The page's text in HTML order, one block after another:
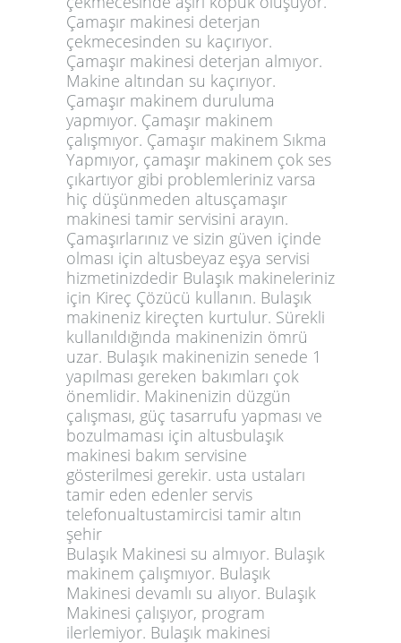
Çamaşır makinesi deterjan
çekmecesinden su kaçırıyor.
Çamaşır makinesi deterjan almıyor.
Makine altından su kaçırıyor.
Çamaşır makinem duruluma
yapmıyor. Çamaşır makinem
çalışmıyor. Çamaşır makinem Sıkma
Yapmıyor, çamaşır makinem çok ses
çıkartıyor gibi problemleriniz varsa
hiç düşünmeden altusçamaşır
makinesi tamir servisini arayın.
Çamaşırlarınız ve sizin güven içinde
olması için altusbeyaz eşya servisi
hizmetinizdedir Bulaşık makineleriniz
için Kireç Çözücü kullanın. Bulaşık
makineniz kireçten kurtulur. Sürekli
kullanıldığında makinenizin ömrü
uzar. Bulaşık makinenizin senede 1
yapılması gereken bakımları çok
önemlidir. Makinenizin düzgün
çalışması, güç tasarrufu yapması ve
bozulmaması için altusbulaşık
makinesi bakım servisine
gösterilmesi gerekir. usta ustaları
tamir eden edenler servis
telefonualtustamircisi tamir altın
şehir
Bulaşık Makinesi su almıyor. Bulaşık
makinem çalışmıyor. Bulaşık
Makinesi devamlı su alıyor. Bulaşık
Makinesi çalışıyor, program
ilerlemiyor. Bulaşık makinesi